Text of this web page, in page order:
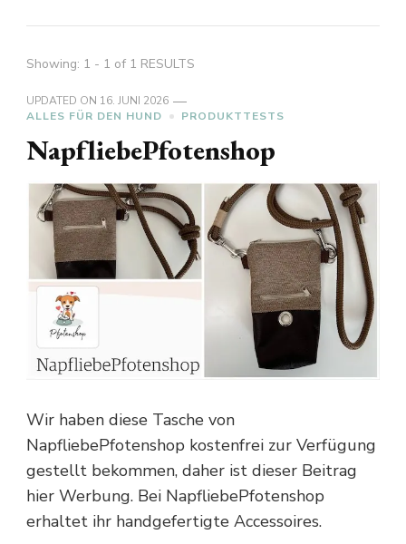
Showing: 1 - 1 of 1 RESULTS
UPDATED ON 16. JUNI 2026
ALLES FÜR DEN HUND
PRODUKTTESTS
NapfliebePfotenshop
Wir haben diese Tasche von
NapfliebePfotenshop kostenfrei zur Verfügung
gestellt bekommen, daher ist dieser Beitrag
hier Werbung. Bei NapfliebePfotenshop
erhaltet ihr handgefertigte Accessoires.